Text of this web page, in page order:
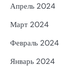
Апрель 2024
Март 2024
Февраль 2024
Январь 2024